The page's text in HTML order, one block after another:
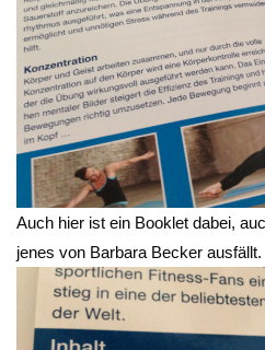
Auch hier ist ein Booklet dabei,
jenes von Barbara Becker ausfällt.